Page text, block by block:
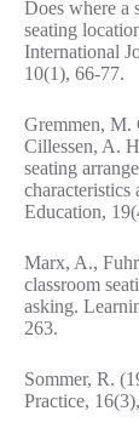
Does where a
seating
International
10(1), 66-77.
Gremmen, M.
Cillessen, A.
seating
Education,
Marx, A.,
classroom
asking.
263.
Sommer, R.
Practice,